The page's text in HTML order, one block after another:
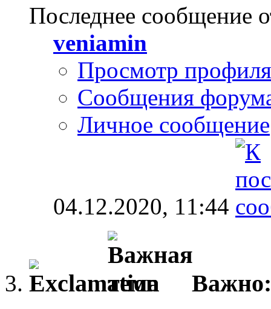
Последнее сообщение
veniamin
Просмотр профиля
Сообщения
Личное сообщение
04.12.2020, 11:44